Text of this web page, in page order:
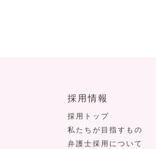
採用情報
採用トップ
私たちが目指すもの
弁護士採用について